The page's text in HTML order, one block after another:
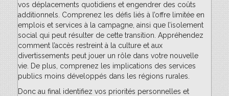
vos déplacements quotidiens et engendrer des coûts
additionnels. Comprenez les défis liés à l’offre limitée en
emplois et services à la campagne, ainsi que l’isolement
social qui peut résulter de cette transition. Appréhendez
comment l’accès restreint à la culture et aux
divertissements peut jouer un rôle dans votre nouvelle
vie. De plus, comprenez les implications des services
publics moins développés dans les régions rurales.
Donc au final identifiez vos priorités personnelles et